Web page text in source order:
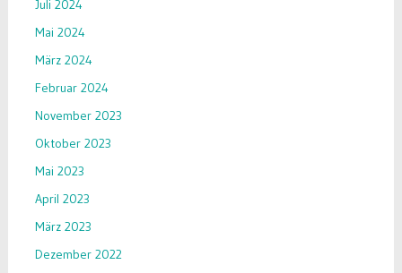
Juli 2024
Mai 2024
März 2024
Februar 2024
November 2023
Oktober 2023
Mai 2023
April 2023
März 2023
Dezember 2022